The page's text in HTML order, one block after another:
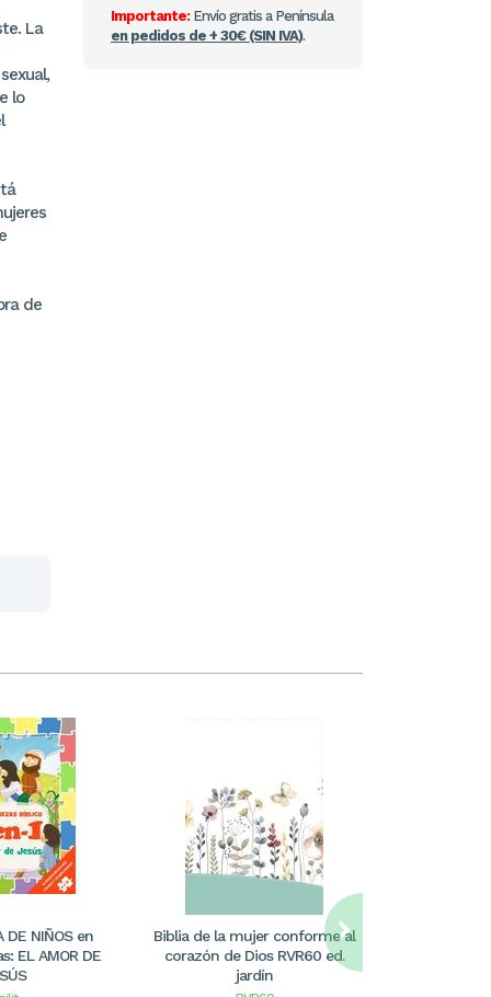
La
lo
de
Importante:Envío gratis a Península
en pedidos de + 30€ (SIN IVA).
DE NIÑOS en
EL AMOR DE
Biblia de la mujer conforme al
corazón de Dios RVR60 ed.
jardín